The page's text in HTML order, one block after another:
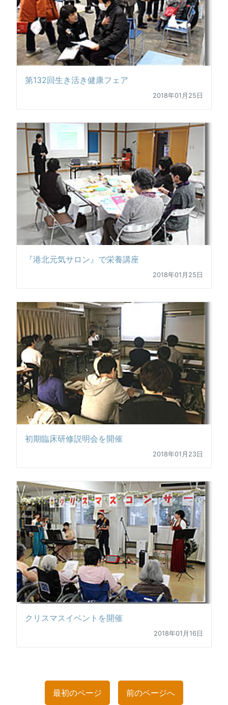
第132回生き活き健康フェア
2018年01月25日
『港北元気サロン』で栄養講座
2018年01月25日
初期臨床研修説明会を開催
2018年01月23日
クリスマスイベントを開催
2018年01月16日
最初のページ 前のページへ